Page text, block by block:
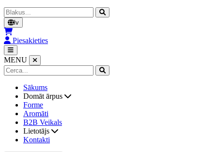
Cerca
lv
Piesakieties
MENU
Sākums
Domāt ārpus
Forme
Aromāti
B2B Veikals
Lietotājs
Kontakti